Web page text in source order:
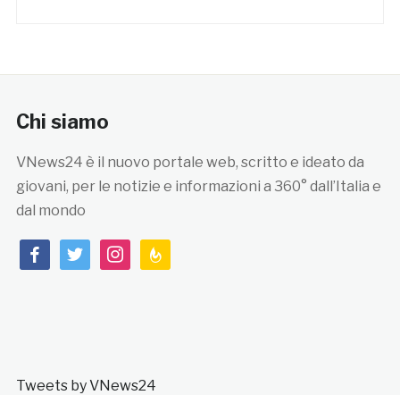
Chi siamo
VNews24 è il nuovo portale web, scritto e ideato da
giovani, per le notizie e informazioni a 360° dall’Italia e
dal mondo
facebooktwitterinstagramfeedburner
Tweets by VNews24